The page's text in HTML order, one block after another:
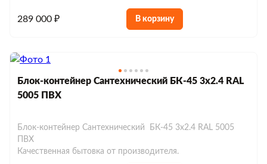
289 000 ₽ В корзину
Блок-контейнер Сантехнический БК-45 3х2.4 RAL
5005 ПВХ
Блок-контейнер Сантехнический БК-45 3х2.4 RAL 5005
ПВХ
Качественная бытовка от производителя.